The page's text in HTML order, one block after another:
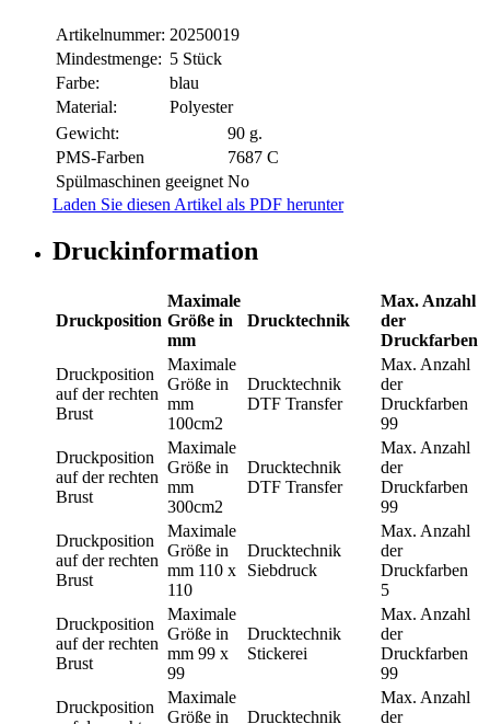
Artikelnummer: 20250019
Mindestmenge: 5 Stück
Farbe:
blau
Material:
Polyester
Gewicht:
90 g.
PMS-Farben
7687 C
Spülmaschinen geeignet No
Laden Sie diesen Artikel als PDF herunter
Druckinformation
Druckposition
Maximale
Größe in
mm
Drucktechnik
Max. Anzahl
der
Druckfarben
Druckposition
auf der rechten
Brust
Maximale
Größe in
mm
100cm2
Drucktechnik
DTF Transfer
Max. Anzahl
der
Druckfarben
99
Druckposition
auf der rechten
Brust
Maximale
Größe in
mm
300cm2
Drucktechnik
DTF Transfer
Max. Anzahl
der
Druckfarben
99
Druckposition
auf der rechten
Brust
Maximale
Größe in
mm 110 x
110
Drucktechnik
Siebdruck
Max. Anzahl
der
Druckfarben
5
Druckposition
auf der rechten
Brust
Maximale
Größe in
mm 99 x
99
Drucktechnik
Stickerei
Max. Anzahl
der
Druckfarben
99
Druckposition
Maximale
Größe in
Drucktechnik
Max. Anzahl
der